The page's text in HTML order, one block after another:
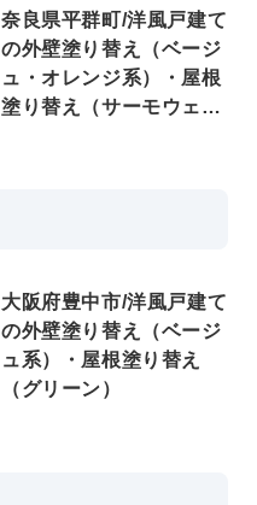
奈良県平群町/洋風戸建て
の外壁塗り替え（ベージ
ュ・オレンジ系）・屋根
塗り替え（サーモウェザ
大阪府豊中市/洋風戸建て
の外壁塗り替え（ベージ
ュ系）・屋根塗り替え
（グリーン）